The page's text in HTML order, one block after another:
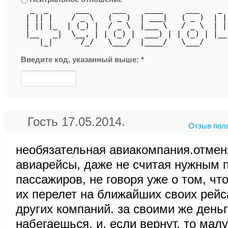
| || |    / _ \   ( _ )  | ___|   ( _ )
| || |_  | (_) |  / _ \  |___ \   / _ \  |
|__   _|  \__, | | (_) |  ___) | | (_) |
|_|      /_/   \___/  |____/   \___/
Введите код, указанный выше: *
Гость 17.05.2014. Отзыв
необязательная
авиарейсы, даже не считая нужным
пассажиров, не говоря уже о том,
их перелет на ближайших своих
других компаний. за своими же
набегаешься, и, если вернут, то